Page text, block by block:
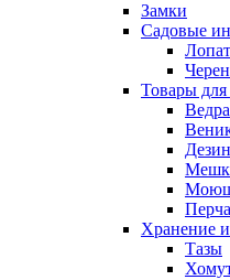
Замки
Садовые
Товары для
Ведра
Хранение
Тазы